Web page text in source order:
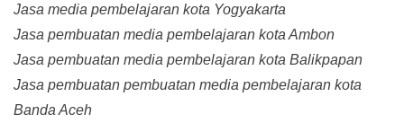
Jasa media pembelajaran kota Yogyakarta
Jasa pembuatan media pembelajaran kota Ambon
Jasa pembuatan media pembelajaran kota Balikpapan
Jasa pembuatan pembuatan media pembelajaran kota
Banda Aceh